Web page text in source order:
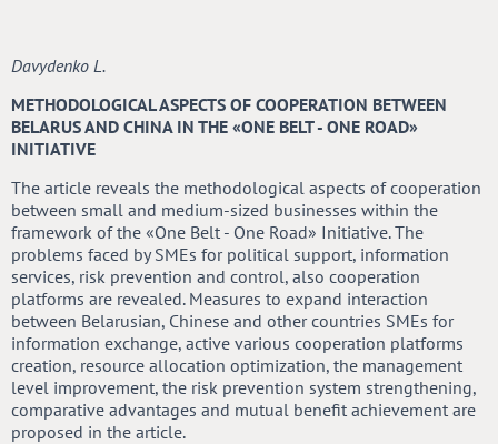
Davydenko L.
METHODOLOGICAL ASPECTS OF COOPERATION BETWEEN
BELARUS AND CHINA IN THE «ONE BELT - ONE ROAD»
INITIATIVE
The article reveals the methodological aspects of cooperation
between small and medium-sized businesses within the
framework of the «One Belt - One Road» Initiative. The
problems faced by SMEs for political support, information
services, risk prevention and control, also cooperation
platforms are revealed. Measures to expand interaction
between Belarusian, Chinese and other countries SMEs for
information exchange, active various cooperation platforms
creation, resource allocation optimization, the management
level improvement, the risk prevention system strengthening,
comparative advantages and mutual benefit achievement are
proposed in the article.